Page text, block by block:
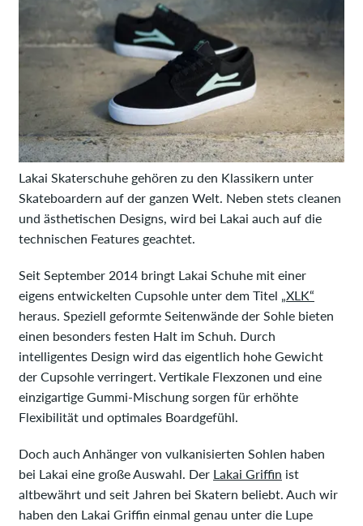
Lakai Skaterschuhe gehören zu den Klassikern unter
Skateboardern auf der ganzen Welt. Neben stets cleanen
und ästhetischen Designs, wird bei Lakai auch auf die
technischen Features geachtet.
Seit September 2014 bringt Lakai Schuhe mit einer
eigens entwickelten Cupsohle unter dem Titel „XLK“
heraus. Speziell geformte Seitenwände der Sohle bieten
einen besonders festen Halt im Schuh. Durch
intelligentes Design wird das eigentlich hohe Gewicht
der Cupsohle verringert. Vertikale Flexzonen und eine
einzigartige Gummi-Mischung sorgen für erhöhte
Flexibilität und optimales Boardgefühl.
Doch auch Anhänger von vulkanisierten Sohlen haben
bei Lakai eine große Auswahl. Der Lakai Griffin ist
altbewährt und seit Jahren bei Skatern beliebt. Auch wir
haben den Lakai Griffin einmal genau unter die Lupe